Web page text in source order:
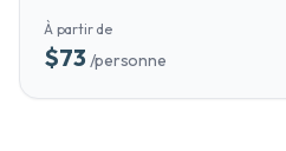
the Gates of Heaven, majestic
terraces is an ideal choice for
À partir de
$73 /personne